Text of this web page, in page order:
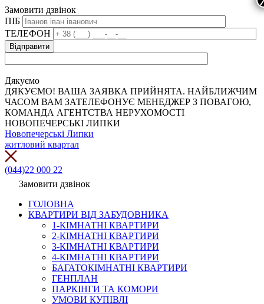
Замовити дзвінок
ПІБ
ТЕЛЕФОН
Дякуємо
ДЯКУЄМО! ВАША ЗАЯВКА ПРИЙНЯТА. НАЙБЛИЖЧИМ
ЧАСОМ ВАМ ЗАТЕЛЕФОНУЄ МЕНЕДЖЕР З ПОВАГОЮ,
КОМАНДА АГЕНТСТВА НЕРУХОМОСТІ
НОВОПЕЧЕРСЬКІ ЛИПКИ
Новопечерські Липки
житловий квартал
(044)22 000 22
Замовити дзвінок
ГОЛОВНА
КВАРТИРИ ВІД ЗАБУДОВНИКА
1-КІМНАТНІ КВАРТИРИ
2-КІМНАТНІ КВАРТИРИ
3-КІМНАТНІ КВАРТИРИ
4-КІМНАТНІ КВАРТИРИ
БАГАТОКІМНАТНІ КВАРТИРИ
ГЕНПЛАН
ПАРКІНГИ ТА КОМОРИ
УМОВИ КУПІВЛІ